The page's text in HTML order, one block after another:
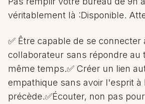
véritablement là :Disponible.
✅ Être capable de se connecter
collaborateur sans répondre au
même temps.✅ Créer un lien
empathique sans avoir l'esprit à
précède.✅Écouter, non pas